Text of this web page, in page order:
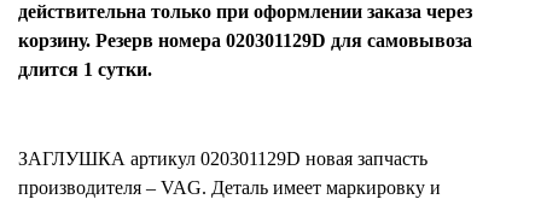
действительна только при оформлении заказа через
корзину. Резерв номера 020301129D для самовывоза
длится 1 сутки.
ЗАГЛУШКА артикул 020301129D новая запчасть
производителя – VAG. Деталь имеет маркировку и